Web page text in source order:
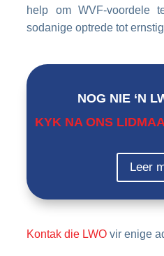
help om WVF-voordele
sodanige optrede tot
NOG NIE ‘N
KYK NA ONS
Leer
Kontak die LWO vir enige